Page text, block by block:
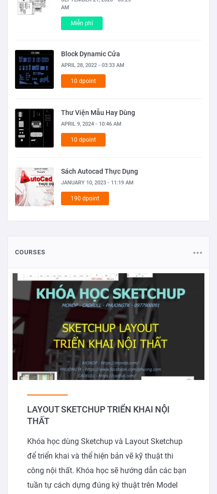
AM
Miễn phí
Block Dynamic Cửa
APRIL 28, 2022 - 03:33 AM
10 dpoint
Thư Viện Mẫu Hay Dùng
APRIL 9, 2024 - 10:46 AM
10 dpoint
Sách Autocad Thực Dụng
JANUARY 10, 2023 - 11:19 AM
190 dpoint
COURSES
LAYOUT SKETCHUP TRIỂN KHAI NỘI
THẤT
Khóa học dùng Sketchup và Layout Sketchup
để triển khai và thể hiện bản vẽ kỹ thuật thi
công nội thất. Khóa học sẽ hướng dẫn các bạn
tuần tự cách dựng đúng ký thuật trên Model